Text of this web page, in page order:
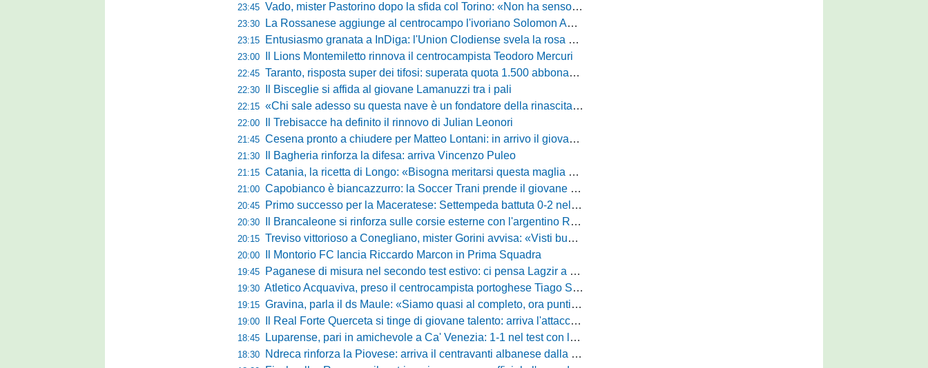
23:45 Vado, mister Pastorino dopo la sfida col Torino: «Non ha senso chiudersi e fare le barricate»
23:30 La Rossanese aggiunge al centrocampo l'ivoriano Solomon Andrews Manu
23:15 Entusiasmo granata a InDiga: l'Union Clodiense svela la rosa per la nuova annata
23:00 Il Lions Montemiletto rinnova il centrocampista Teodoro Mercuri
22:45 Taranto, risposta super dei tifosi: superata quota 1.500 abbonamenti
22:30 Il Bisceglie si affida al giovane Lamanuzzi tra i pali
22:15 «Chi sale adesso su questa nave è un fondatore della rinascita»: Davis carica l'ambiente Messina
22:00 Il Trebisacce ha definito il rinnovo di Julian Leonori
21:45 Cesena pronto a chiudere per Matteo Lontani: in arrivo il giovane talento dello Spezia
21:30 Il Bagheria rinforza la difesa: arriva Vincenzo Puleo
21:15 Catania, la ricetta di Longo: «Bisogna meritarsi questa maglia ogni singolo giorno»
21:00 Capobianco è biancazzurro: la Soccer Trani prende il giovane attaccante ex Monopoli
20:45 Primo successo per la Maceratese: Settempeda battuta 0-2 nella ripresa
20:30 Il Brancaleone si rinforza sulle corsie esterne con l'argentino Rotela
20:15 Treviso vittorioso a Conegliano, mister Gorini avvisa: «Visti buoni spunti, ma c'è ancora tanto da lavorare»
20:00 Il Montorio FC lancia Riccardo Marcon in Prima Squadra
19:45 Paganese di misura nel secondo test estivo: ci pensa Lagzir a piegare l'Equipe Campania
19:30 Atletico Acquaviva, preso il centrocampista portoghese Tiago Santos
19:15 Gravina, parla il ds Maule: «Siamo quasi al completo, ora puntiamo sugli esterni d'attacco»
19:00 Il Real Forte Querceta si tinge di giovane talento: arriva l'attaccante Lucchesi
18:45 Luparense, pari in amichevole a Ca' Venezia: 1-1 nel test con la Primavera lagunare
18:30 Ndreca rinforza la Piovese: arriva il centravanti albanese dalla serie D